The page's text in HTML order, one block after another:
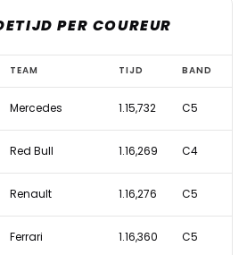
PER COUREUR
TEAM TIJD BAND
Mercedes 1.15,732 C5
Red Bull 1.16,269 C4
Renault 1.16,276 C5
Ferrari 1.16,360 C5